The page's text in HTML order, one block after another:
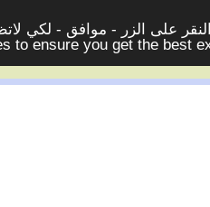
على الزر - موافق - لكي
to ensure you get the best